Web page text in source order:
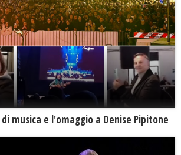
musica e l'omaggio a Denise Pipitone